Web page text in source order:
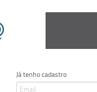
Já tenho cadastro